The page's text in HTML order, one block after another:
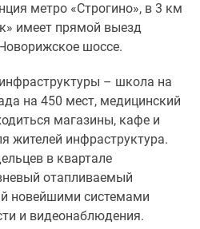
метро «Строгино», в 3 км
имеет прямой выезд
шоссе.
– школа на
на 450 мест, медицинский
магазины, кафе и
жителей инфраструктура.
в квартале
отапливаемый
новейшими системами
и видеонаблюдения.